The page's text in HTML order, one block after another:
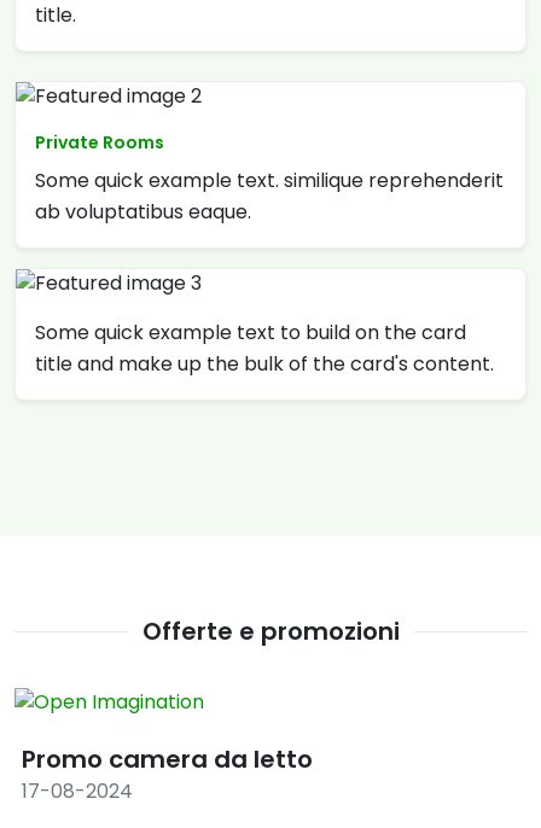
title.
Private Rooms
Some quick example text. similique reprehenderit
ab voluptatibus eaque.
Some quick example text to build on the card
title and make up the bulk of the card's content.
Offerte e promozioni
Promo camera da letto
17-08-2024